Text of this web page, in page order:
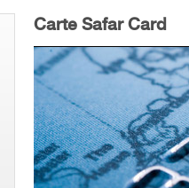
Carte Safar Card